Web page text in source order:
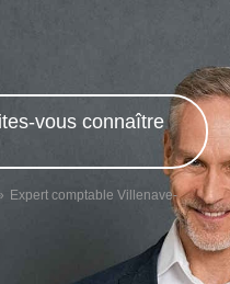
vous connaître
Expert comptable Villenave-